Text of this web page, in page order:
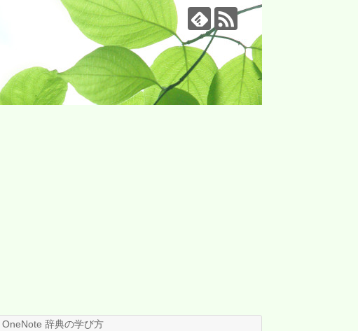
OneNote 辞典の学び方